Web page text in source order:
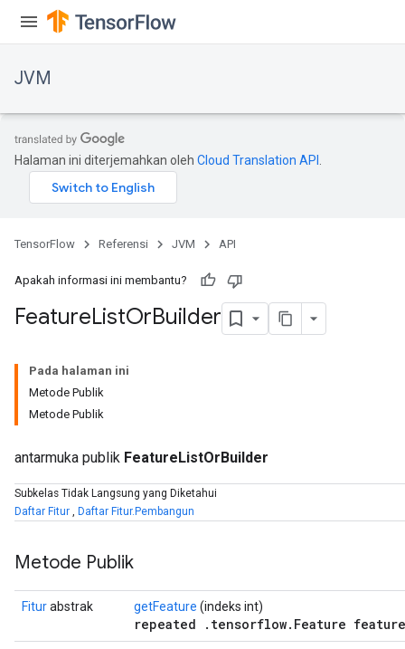
JVM
Halaman ini diterjemahkan oleh Cloud Translation API
TensorFlow Referensi JVM API
Apakah informasi ini membantu?
FeatureListOrBuilder
Pada halaman ini
Metode Publik
Metode Publik
antarmuka publik FeatureListOrBuilder
Subkelas Tidak Langsung yang Diketahui
Daftar Fitur , Daftar Fitur.Pembangun
Metode Publik
Fiturabstrak getFeature (indeks int)
repeated .tensorflow.Feature